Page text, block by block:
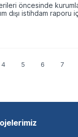
öncesinde
dışı istihdam
4 5 6 7